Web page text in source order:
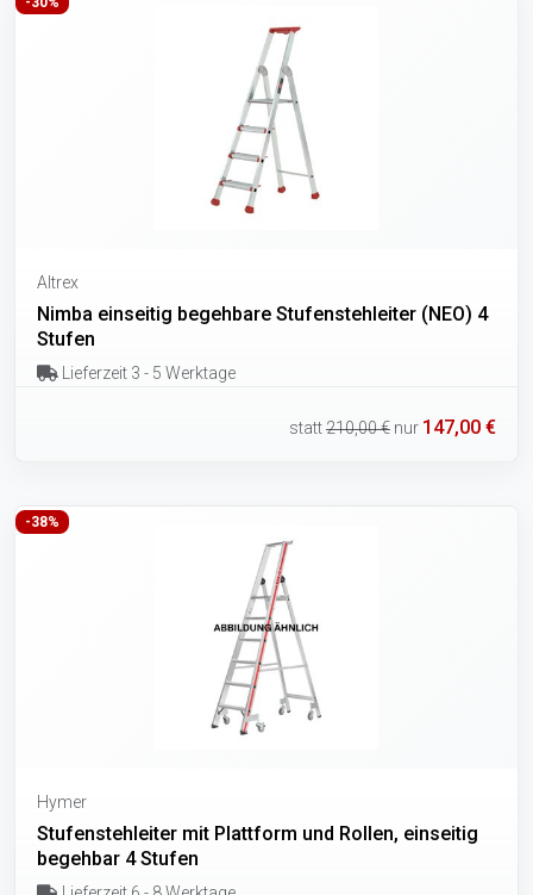
Altrex
Nimba einseitig begehbare Stufenstehleiter (NEO) 4
Stufen
Lieferzeit 3 - 5 Werktage
statt210,00 € nur 147,00 €
-38%
Hymer
Stufenstehleiter mit Plattform und Rollen, einseitig
begehbar 4 Stufen